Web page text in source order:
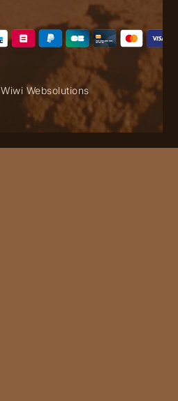
Wiwi Websolutions